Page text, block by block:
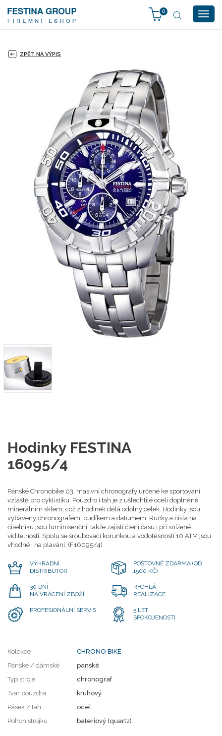
0
ZPĚT NA VÝPIS
Hodinky FESTINA
16095/4
Pánské Chronobike 03, masivní chronografy určené ke sportování,
vzláště pro cyklistiku. Pouzdro i tah je z ušlechtilé oceli doplněné
minerálním sklem, což z hodinek dělá odolný celek. Hodinky jsou
vybaveny chronografem, budíkem a datumem. Ručky a čísla na
číselníku jsou luminisenční, takže zajistí čtení času i při snížené
viditelnosti. Spolu se šroubovací korunkou a vodotěsností 10 ATM jsou
vhodné i na plavání. (F16095/4)
VÝHRADNÍ
DISTRIBUTOR
POŠTOVNÉ ZDARMA (OD
1500 KČ)
30 DNÍ
NA VRÁCENÍ ZBOŽÍ
RYCHLÁ
REALIZACE
PROFESIONÁLNÍ SERVIS
5 LET
SPOKOJENOSTI
Kolekce
CHRONO BIKE
Pánské / dámské
pánské
Typ stroje
chronograf
Tvar pouzdra
kruhový
Pásek / tah
ocel
Pohon strojku
bateriový (quartz)